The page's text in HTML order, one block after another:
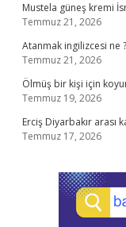
Mustela güneş kremi
Temmuz 21, 2026
Atanmak ingilizcesi ne ?
Temmuz 21, 2026
Ölmüş bir kişi için
Temmuz 19, 2026
Erciş Diyarbakır arası
Temmuz 17, 2026